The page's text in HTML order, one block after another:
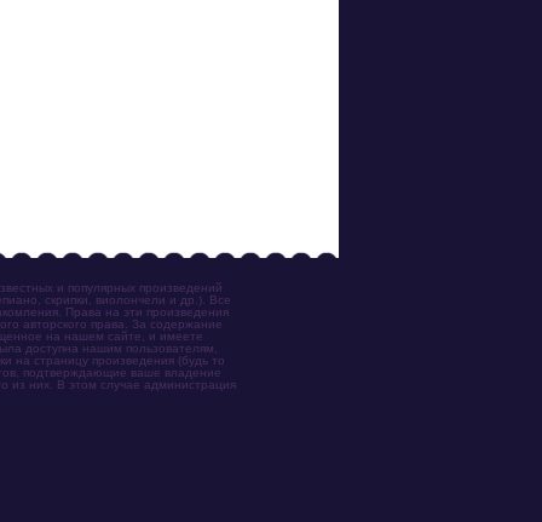
и популярных произведений
скрипки, виолончели и др.). Все
Права на эти произведения
авторского права. За содержание
на нашем сайте, и имеете
доступна нашим пользователям,
на страницу произведения (будь то
подтверждающие ваше владение
из них. В этом случае администрация